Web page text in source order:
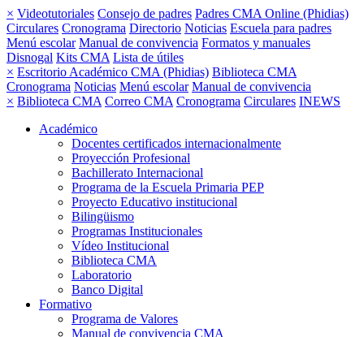
× Videotutoriales Consejo de padres Padres CMA Online (Phidias)
Circulares Cronograma Directorio Noticias Escuela para padres
Menú escolar Manual de convivencia Formatos y manuales
Disnogal Kits CMA Lista de útiles
× Escritorio Académico CMA (Phidias) Biblioteca CMA
Cronograma Noticias Menú escolar Manual de convivencia
× Biblioteca CMA Correo CMA Cronograma Circulares INEWS
Académico
Docentes certificados internacionalmente
Proyección Profesional
Bachillerato Internacional
Programa de la Escuela Primaria PEP
Proyecto Educativo institucional
Bilingüismo
Programas Institucionales
Vídeo Institucional
Biblioteca CMA
Laboratorio
Banco Digital
Formativo
Programa de Valores
Manual de convivencia CMA